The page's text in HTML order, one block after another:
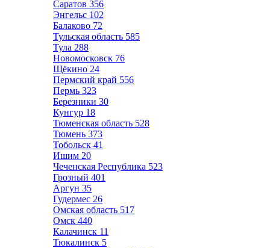
Саратов 356
Энгельс 102
Балаково 72
Тульская область 585
Тула 288
Новомосковск 76
Щёкино 24
Пермский край 556
Пермь 323
Березники 30
Кунгур 18
Тюменская область 528
Тюмень 373
Тобольск 41
Ишим 20
Чеченская Республика 523
Грозный 401
Аргун 35
Гудермес 26
Омская область 517
Омск 440
Калачинск 11
Тюкалинск 5